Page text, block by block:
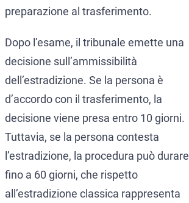
preparazione al trasferimento.
Dopo l’esame, il tribunale emette una
decisione sull’ammissibilità
dell’estradizione. Se la persona è
d’accordo con il trasferimento, la
decisione viene presa entro 10 giorni.
Tuttavia, se la persona contesta
l’estradizione, la procedura può durare
fino a 60 giorni, che rispetto
all’estradizione classica rappresenta